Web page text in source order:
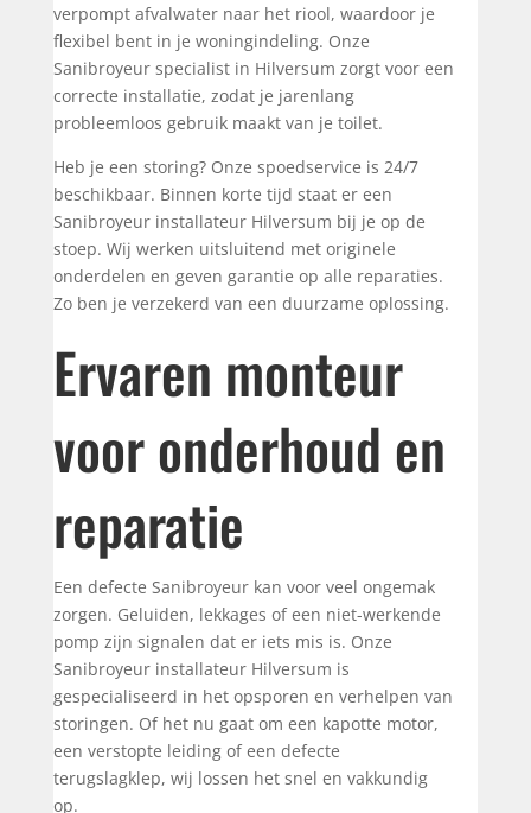
verpompt afvalwater naar het riool, waardoor je
flexibel bent in je woningindeling. Onze
Sanibroyeur specialist in Hilversum zorgt voor een
correcte installatie, zodat je jarenlang
probleemloos gebruik maakt van je toilet.
Heb je een storing? Onze spoedservice is 24/7
beschikbaar. Binnen korte tijd staat er een
Sanibroyeur installateur Hilversum bij je op de
stoep. Wij werken uitsluitend met originele
onderdelen en geven garantie op alle reparaties.
Zo ben je verzekerd van een duurzame oplossing.
Ervaren monteur
voor onderhoud en
reparatie
Een defecte Sanibroyeur kan voor veel ongemak
zorgen. Geluiden, lekkages of een niet-werkende
pomp zijn signalen dat er iets mis is. Onze
Sanibroyeur installateur Hilversum is
gespecialiseerd in het opsporen en verhelpen van
storingen. Of het nu gaat om een kapotte motor,
een verstopte leiding of een defecte
terugslagklep, wij lossen het snel en vakkundig
op.